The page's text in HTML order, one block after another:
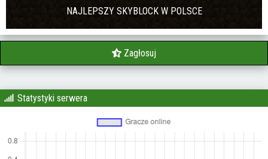
NAJLEPSZY SKYBLOCK W POLSCE
Zagłosuj
Statystyki serwera